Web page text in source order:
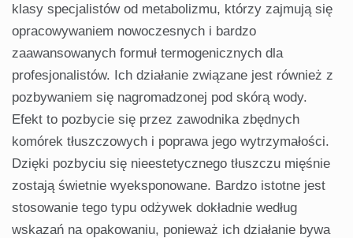
klasy specjalistów od metabolizmu, którzy zajmują się
opracowywaniem nowoczesnych i bardzo
zaawansowanych formuł termogenicznych dla
profesjonalistów. Ich działanie związane jest również z
pozbywaniem się nagromadzonej pod skórą wody.
Efekt to pozbycie się przez zawodnika zbędnych
komórek tłuszczowych i poprawa jego wytrzymałości.
Dzięki pozbyciu się nieestetycznego tłuszczu mięśnie
zostają świetnie wyeksponowane. Bardzo istotne jest
stosowanie tego typu odżywek dokładnie według
wskazań na opakowaniu, ponieważ ich działanie bywa